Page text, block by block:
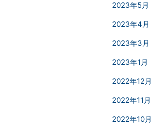
2023年5月
2023年4月
2023年3月
2023年1月
2022年12月
2022年11月
2022年10月